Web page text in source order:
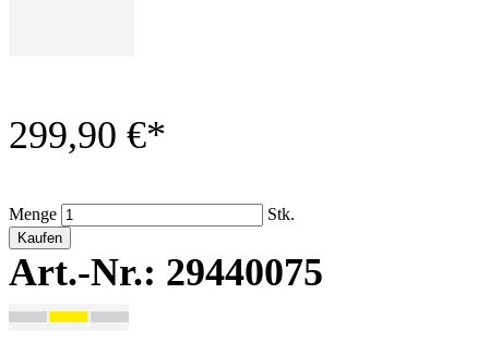
299,90 €*
Menge Stk.
Kaufen
Art.-Nr.: 29440075